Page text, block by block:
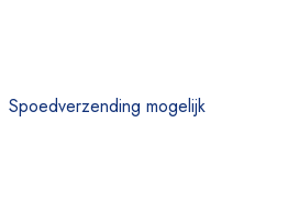
Spoedverzending mogelijk